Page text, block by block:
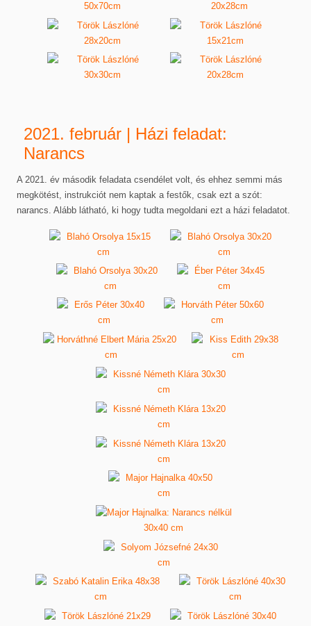
2021. február | Házi feladat:
Narancs
A 2021. év második feladata csendélet volt, és ehhez semmi más
megkötést, instrukciót nem kaptak a festők, csak ezt a szót:
narancs. Alább látható, ki hogy tudta megoldani ezt a házi feladatot.